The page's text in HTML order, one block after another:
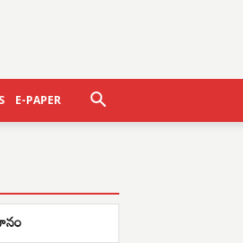
E-PAPER